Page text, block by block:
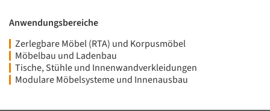
Anwendungsbereiche
Zerlegbare Möbel (RTA) und Korpusmöbel
Möbelbau und Ladenbau
Tische, Stühle und Innenwandverkleidungen
Modulare Möbelsysteme und Innenausbau